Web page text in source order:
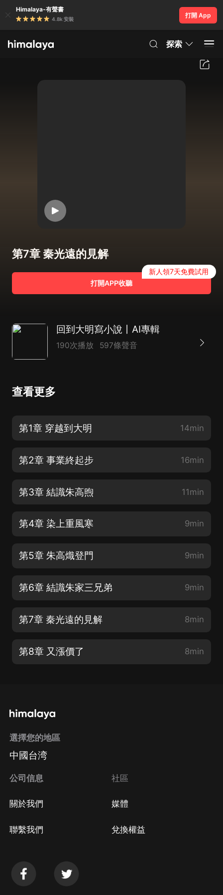
Himalaya-有聲書
4.8k 安裝
打開 App
探索
第7章 秦光遠的見解
打開APP收聽
新人領7天免費試用
回到大明寫小說丨AI專輯
190次播放 597條聲音
查看更多
第1章 穿越到大明 14min
第2章 事業終起步 16min
第3章 結識朱高煦 11min
第4章 染上重風寒 9min
第5章 朱高熾登門 9min
第6章 結識朱家三兄弟 9min
第7章 秦光遠的見解 8min
第8章 又漲價了 8min
選擇您的地區
中國台湾
公司信息
關於我們
聯繫我們
社區
媒體
兌換權益